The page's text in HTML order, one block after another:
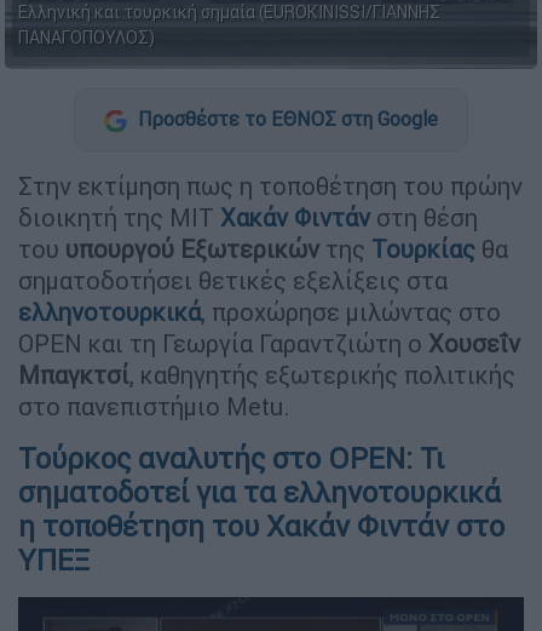
Ελληνική και τουρκική σημαία (EUROKINISSI/ΓΙΑΝΝΗΣ
ΠΑΝΑΓΟΠΟΥΛΟΣ)
Προσθέστε το ΕΘΝΟΣ στη Google
Στην εκτίμηση πως η τοποθέτηση του πρώην
διοικητή της ΜΙΤ Χακάν Φιντάνστη θέση
του υπουργού Εξωτερικών της Τουρκίας θα
σηματοδοτήσει θετικές εξελίξεις στα
ελληνοτουρκικά, προχώρησε μιλώντας στο
OPEN και τη Γεωργία Γαραντζιώτη ο Χουσεΐν
Μπαγκτσί, καθηγητής εξωτερικής πολιτικής
στο πανεπιστήμιο Metu.
Τούρκος αναλυτής στο OPEN: Τι
σηματοδοτεί για τα ελληνοτουρκικά
η τοποθέτηση του Χακάν Φιντάν στο
ΥΠΕΞ